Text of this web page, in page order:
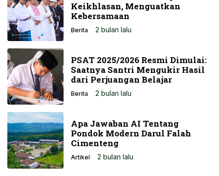
Keikhlasan, Menguatkan
Kebersamaan
Berita 2 bulan lalu
PSAT 2025/2026 Resmi Dimulai:
Saatnya Santri Mengukir Hasil
dari Perjuangan Belajar
Berita 2 bulan lalu
Apa Jawaban AI Tentang
Pondok Modern Darul Falah
Cimenteng
Artikel 2 bulan lalu